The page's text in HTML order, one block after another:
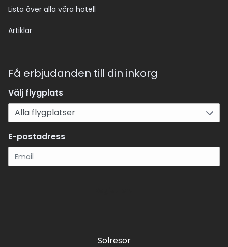
Lista över alla våra hotell
Artiklar
Få erbjudanden till din inkorg
Välj flygplats
E-postadress
Solresor